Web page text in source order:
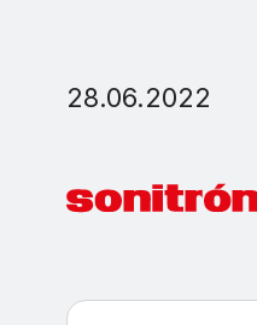
28.06.2022